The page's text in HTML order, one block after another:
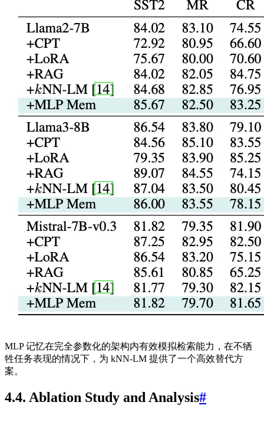
MLP 记忆在完全参数化的架构内有效模拟检索能力，在不牺
牲任务表现的情况下，为 kNN‑LM 提供了一个高效替代方
案。
4.4. Ablation Study and Analysis#